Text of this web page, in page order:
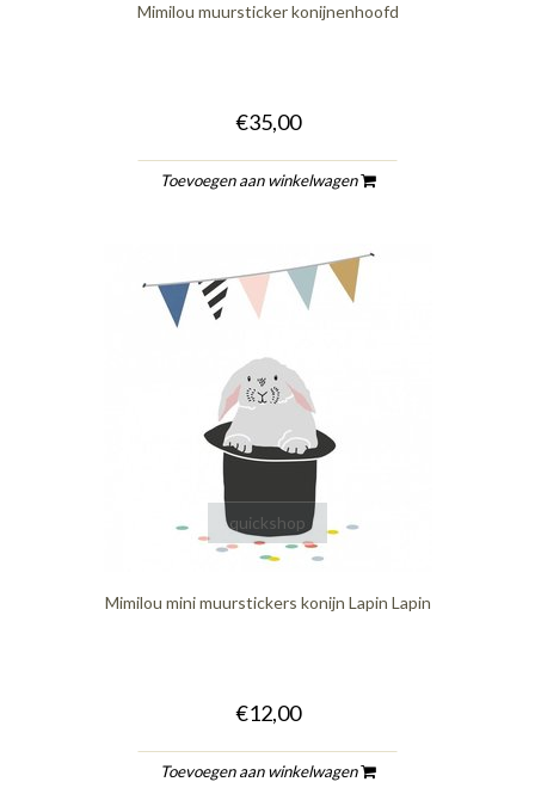
Mimilou muursticker konijnenhoofd
€35,00
Toevoegen aan winkelwagen
quickshop
Mimilou mini muurstickers konijn Lapin Lapin
€12,00
Toevoegen aan winkelwagen